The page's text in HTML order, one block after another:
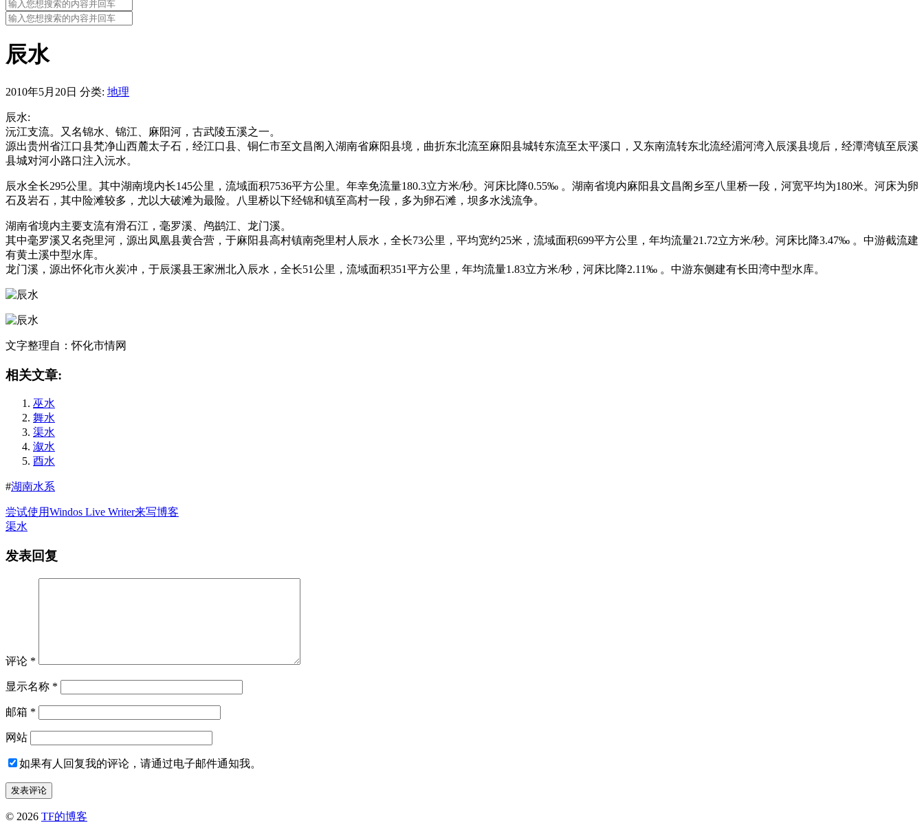
for:
Search
for:
辰水
2010年5月20日 分类: 地理
辰水:
沅江支流。又名锦水、锦江、麻阳河，古武陵五溪之一。
源出贵州省江口县梵净山西麓太子石，经江口县、铜仁市至文昌阁入湖南省麻阳县境，曲折东北流至麻阳县城转东流至太平溪口，又东南流转东北流经湄河湾入辰溪县境后，经潭湾镇至辰溪
县城对河小路口注入沅水。
辰水全长295公里。其中湖南境内长145公里，流域面积7536平方公里。年幸免流量180.3立方米/秒。河床比降0.55‰ 。湖南省境内麻阳县文昌阁乡至八里桥一段，河宽平均为180米。河床为卵
石及岩石，其中险滩较多，尤以大破滩为最险。八里桥以下经锦和镇至高村一段，多为卵石滩，坝多水浅流争。
湖南省境内主要支流有滑石江，毫罗溪、鸬鹚江、龙门溪。
其中毫罗溪又名尧里河，源出凤凰县黄合营，于麻阳县高村镇南尧里村人辰水，全长73公里，平均宽约25米，流域面积699平方公里，年均流量21.72立方米/秒。河床比降3.47‰ 。中游截流建
有黄土溪中型水库。
龙门溪，源出怀化市火炭冲，于辰溪县王家洲北入辰水，全长51公里，流域面积351平方公里，年均流量1.83立方米/秒，河床比降2.11‰ 。中游东侧建有长田湾中型水库。
文字整理自：怀化市情网
相关文章:
巫水
舞水
渠水
溆水
酉水
#湖南水系
尝试使用Windos Live Writer来写博客
渠水
发表回复
评论 *
显示名称 *
邮箱 *
网站
如果有人回复我的评论，请通过电子邮件通知我。
© 2026 TF的博客